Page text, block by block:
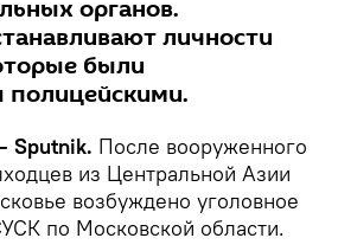
органов.
личности
были
полицейскими.
Sputnik. После вооруженного
из Центральной Азии
возбуждено уголовное
по Московской области.